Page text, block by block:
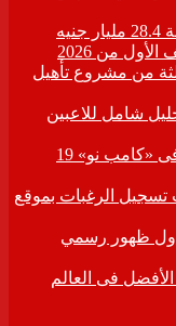
مدينة مصر تسجل مبيعات جديدة بقيمة 28.4 مليار جنيه
من 2026
من مشروع تأهيل
شامل للاعبين
موعد تاريخي.. الأهلي يواجه برشلونة فى «كامب نو» 19
تسجيل الرغبات بموقع
ظهور رسمي
فى العالم